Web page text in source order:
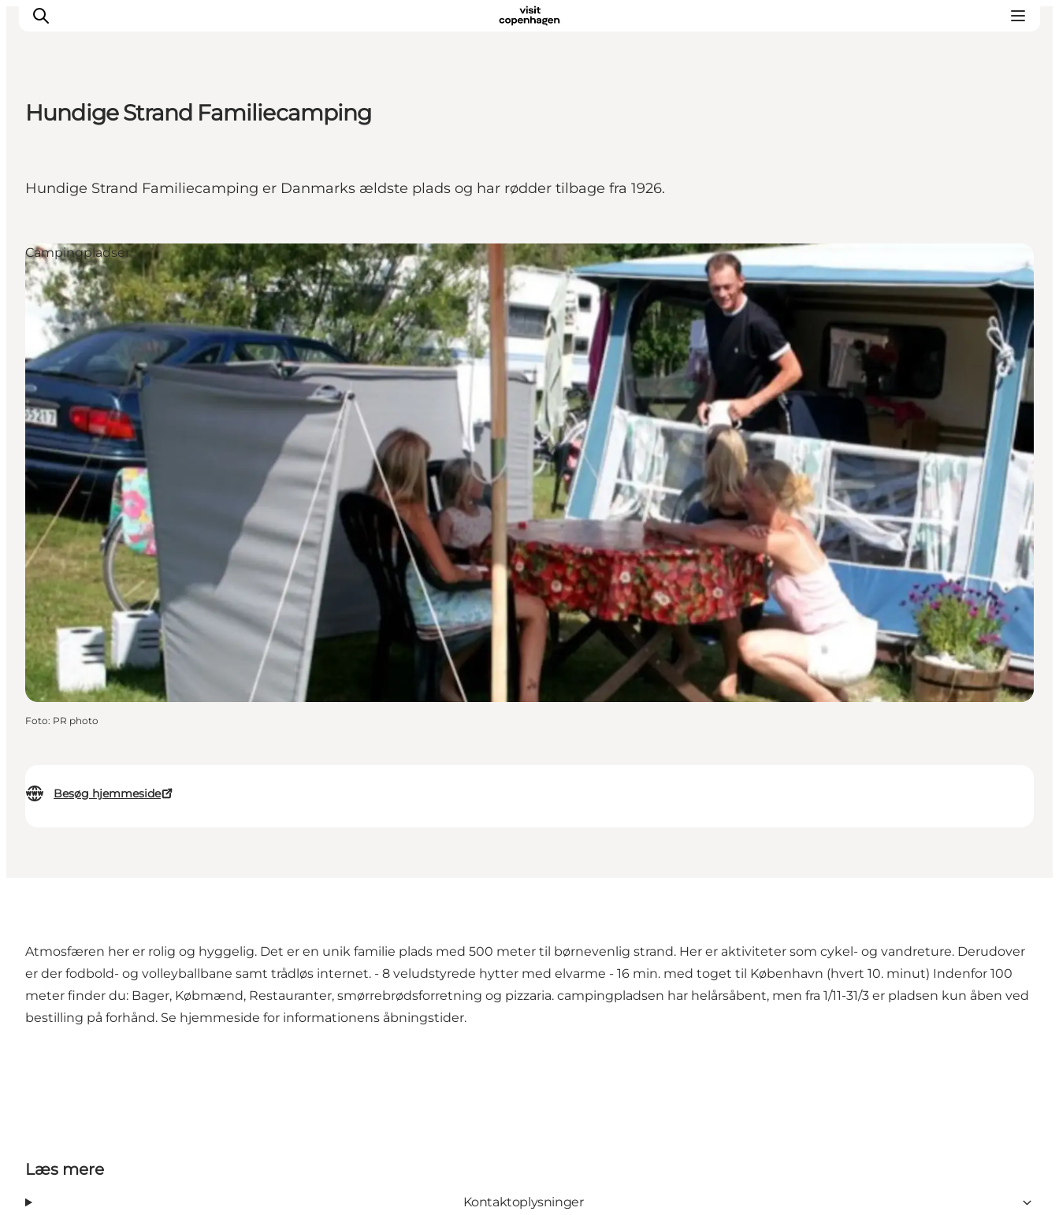
Spis & drik
Områder
CopenPay
Copenhagen Card
Hundige Strand Familiecamping
Hundige Strand Familiecamping er Danmarks ældste plads og har rødder tilbage fra 1926.
Besøg hjemmeside
Campingpladser
Foto: PR photo
Atmosfæren her er rolig og hyggelig. Det er en unik familie plads med 500 meter til børnevenlig strand. Her er aktiviteter som cykel- og vandreture. Derudover
er der fodbold- og volleyballbane samt trådløs internet. - 8 veludstyrede hytter med elvarme - 16 min. med toget til København (hvert 10. minut) Indenfor 100
meter finder du: Bager, Købmænd, Restauranter, smørrebrødsforretning og pizzaria. campingpladsen har helårsåbent, men fra 1/11-31/3 er pladsen kun åben ved
bestilling på forhånd. Se hjemmeside for informationens åbningstider.
Læs mere
Kontaktoplysninger